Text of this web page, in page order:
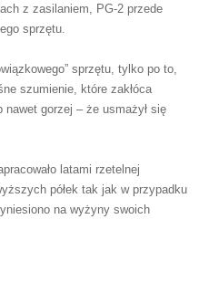
z zasilaniem, PG-2 przede
sprzętu.
sprzętu, tylko po to,
szumienie, które zakłóca
gorzej – że usmażył się
latami rzetelnej
półek tak jak w przypadku
na wyżyny swoich